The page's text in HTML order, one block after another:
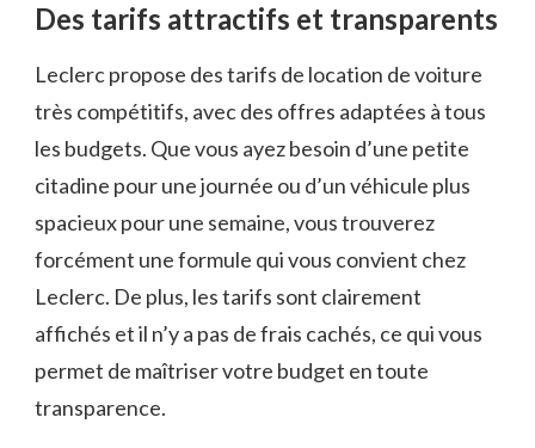
Des tarifs attractifs et transparents
Leclerc propose des tarifs de location de voiture
très compétitifs, avec des offres adaptées à tous
les budgets. Que vous ayez besoin d’une petite
citadine pour une journée ou d’un véhicule plus
spacieux pour une semaine, vous trouverez
forcément une formule qui vous convient chez
Leclerc. De plus, les tarifs sont clairement
affichés et il n’y a pas de frais cachés, ce qui vous
permet de maîtriser votre budget en toute
transparence.